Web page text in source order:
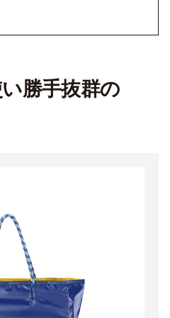
勝手抜群の